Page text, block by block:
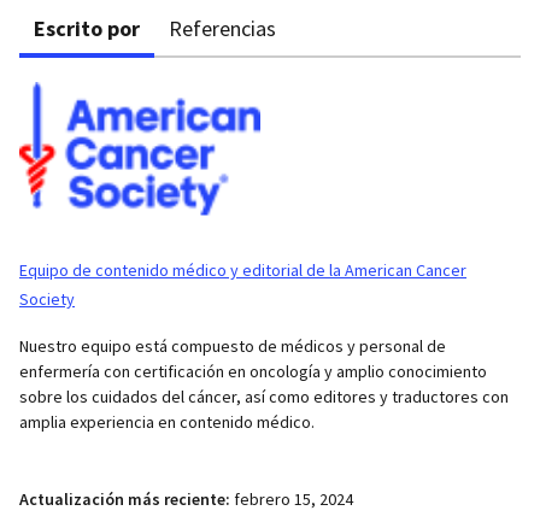
Escrito por Referencias
Equipo de contenido médico y editorial de la American Cancer
Society
Nuestro equipo está compuesto de médicos y personal de
enfermería con certificación en oncología y amplio conocimiento
sobre los cuidados del cáncer, así como editores y traductores con
amplia experiencia en contenido médico.
Actualización más reciente: febrero 15, 2024